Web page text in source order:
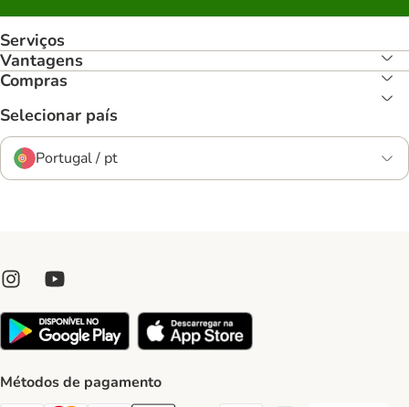
Serviços
Vantagens
Compras
Selecionar país
Portugal / pt
Métodos de pagamento